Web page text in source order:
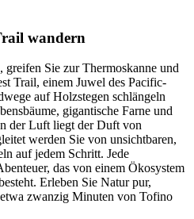
wandern
greifen Sie zur Thermoskanne und
Trail, einem Juwel des Pacific-
auf Holzstegen schlängeln
gigantische Farne und
der Luft liegt der Duft von
werden Sie von unsichtbaren,
auf jedem Schritt. Jede
das von einem Ökosystem
Erleben Sie Natur pur,
zwanzig Minuten von Tofino